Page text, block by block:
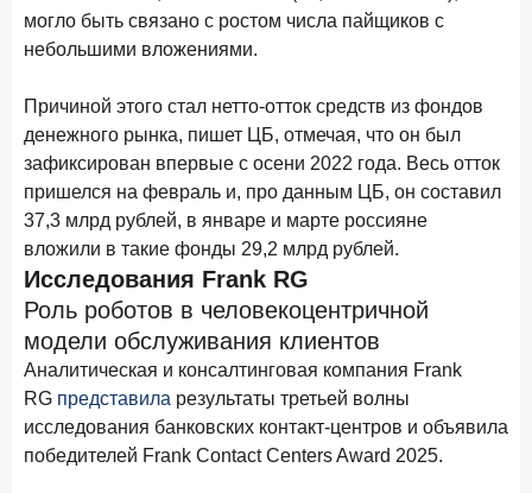
лет
Frank Data. Ипотека
24 апреля 2026 года ИССЛЕДОВАНИЕ
Ипотека. Итоги работы крупнейших ипотечных банков
в марте 2026 года
15 апреля 2026 года
Рынок подписок 2026: от гонки за объёмами к битве за
привычку
15 апреля 2026 года ИССЛЕДОВАНИЕ
Маркетинговые акции брокеров: обзор механик и
трендов
10 апреля 2026 года
ДНК современного ипотечного клиента
могло быть связано с ростом числа пайщиков с
небольшими вложениями.
Причиной этого стал нетто-отток средств из фондов
денежного рынка, пишет ЦБ, отмечая, что он был
зафиксирован впервые с осени 2022 года. Весь отток
пришелся на февраль и, про данным ЦБ, он составил
37,3 млрд рублей, в январе и марте россияне
вложили в такие фонды 29,2 млрд рублей.
Исследования Frank RG
Роль роботов в человекоцентричной
модели обслуживания клиентов
Аналитическая и консалтинговая компания Frank
RG представила результаты третьей волны
исследования банковских контакт-центров и объявила
победителей Frank Contact Centers Award 2025.